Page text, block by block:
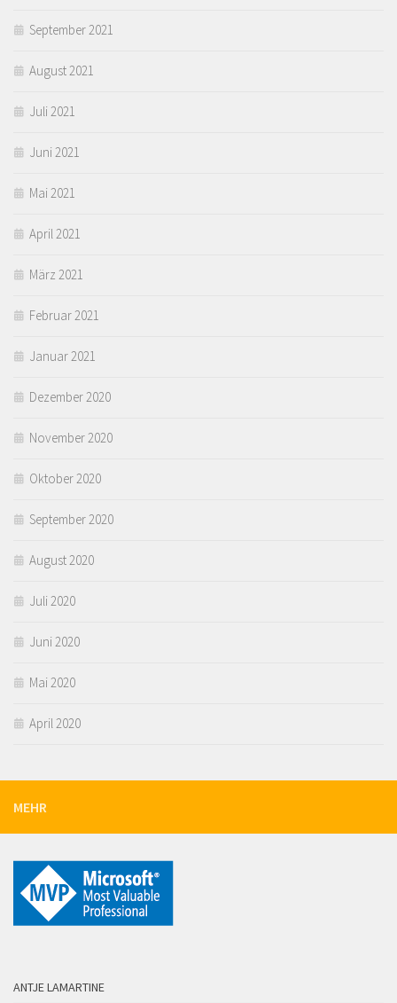
September 2021
August 2021
Juli 2021
Juni 2021
Mai 2021
April 2021
März 2021
Februar 2021
Januar 2021
Dezember 2020
November 2020
Oktober 2020
September 2020
August 2020
Juli 2020
Juni 2020
Mai 2020
April 2020
MEHR
ANTJE LAMARTINE